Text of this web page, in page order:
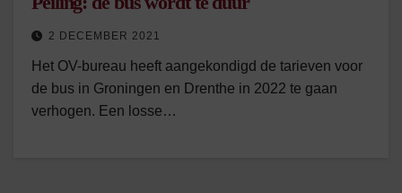
2 DECEMBER 2021
Het OV-bureau heeft aangekondigd de tarieven voor
de bus in Groningen en Drenthe in 2022 te gaan
verhogen. Een losse…